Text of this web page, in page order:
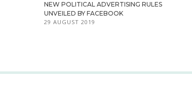
NEW POLITICAL ADVERTISING RULES
UNVEILED BY FACEBOOK
29 AUGUST 2019